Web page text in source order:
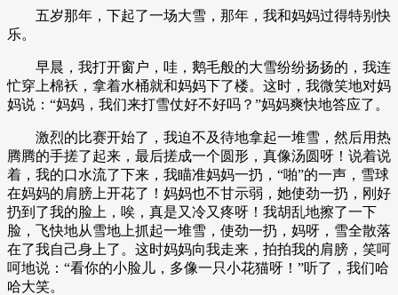
五岁那年，下起了一场大雪，那年，我和妈妈过得特别快
乐。
早晨，我打开窗户，哇，鹅毛般的大雪纷纷扬扬的，我连
忙穿上棉袄，拿着水桶就和妈妈下了楼。这时，我微笑地对妈
妈说：“妈妈，我们来打雪仗好不好吗？”妈妈爽快地答应了。
激烈的比赛开始了，我迫不及待地拿起一堆雪，然后用热
腾腾的手搓了起来，最后搓成一个圆形，真像汤圆呀！说着说
着，我的口水流了下来，我瞄准妈妈一扔，“啪”的一声，雪球
在妈妈的肩膀上开花了！妈妈也不甘示弱，她使劲一扔，刚好
扔到了我的脸上，唉，真是又冷又疼呀！我胡乱地擦了一下
脸，飞快地从雪地上抓起一堆雪，使劲一扔，妈呀，雪全散落
在了我自己身上了。这时妈妈向我走来，拍拍我的肩膀，笑呵
呵地说：“看你的小脸儿，多像一只小花猫呀！”听了，我们哈
哈大笑。